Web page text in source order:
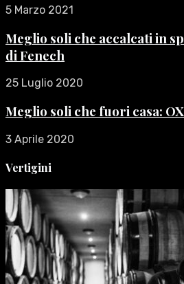
5 Marzo 2021
Meglio soli che accalcati in
di Fenech
25 Luglio 2020
Meglio soli che fuori casa: OX
3 Aprile 2020
Vertigini